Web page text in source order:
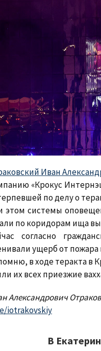
Иван
«Крокус
по делу о
этом системы
по коридорам ища
согласно
ущерб от пожара
в ходе теракта в
их всех приезжие
Александрович
iotrakovskiy
В